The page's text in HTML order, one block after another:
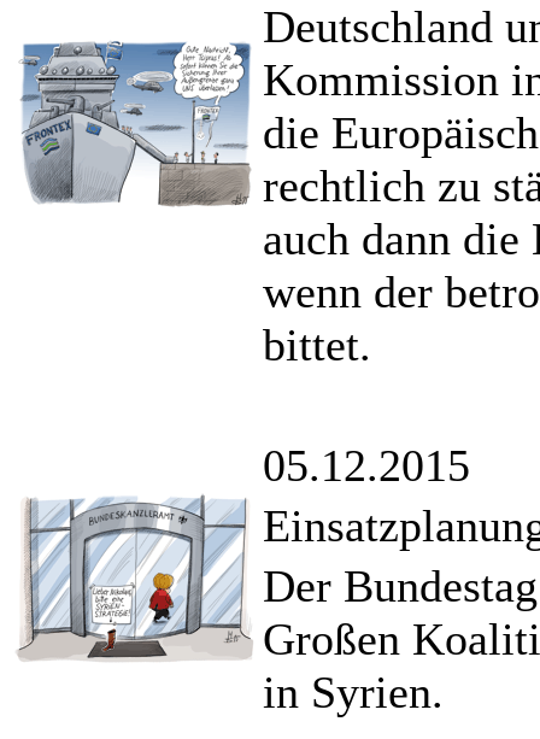
Deutschland
Kommission
die
rechtlich zu
auch dann die
wenn der
bittet.
05.12.2015
Der
Großen
in Syrien.